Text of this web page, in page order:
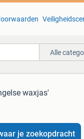
Alle
waxjas'
je zoekopdracht